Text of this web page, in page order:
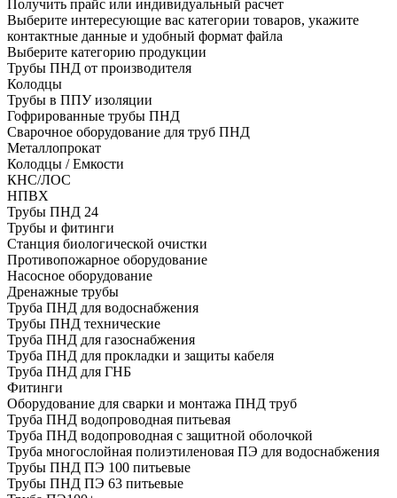
Получить прайс или индивидуальный расчет
Выберите интересующие вас категории товаров, укажите
контактные данные и удобный формат файла
Выберите категорию продукции
Трубы ПНД от производителя
Колодцы
Трубы в ППУ изоляции
Гофрированные трубы ПНД
Сварочное оборудование для труб ПНД
Металлопрокат
Колодцы / Емкости
КНС/ЛОС
НПВХ
Трубы ПНД 24
Трубы и фитинги
Cтанция биологической очистки
Противопожарное оборудование
Насосное оборудование
Дренажные трубы
Труба ПНД для водоснабжения
Трубы ПНД технические
Труба ПНД для газоснабжения
Труба ПНД для прокладки и защиты кабеля
Труба ПНД для ГНБ
Фитинги
Оборудование для сварки и монтажа ПНД труб
Труба ПНД водопроводная питьевая
Труба ПНД водопроводная с защитной оболочкой
Труба многослойная полиэтиленовая ПЭ для водоснабжения
Трубы ПНД ПЭ 100 питьевые
Трубы ПНД ПЭ 63 питьевые